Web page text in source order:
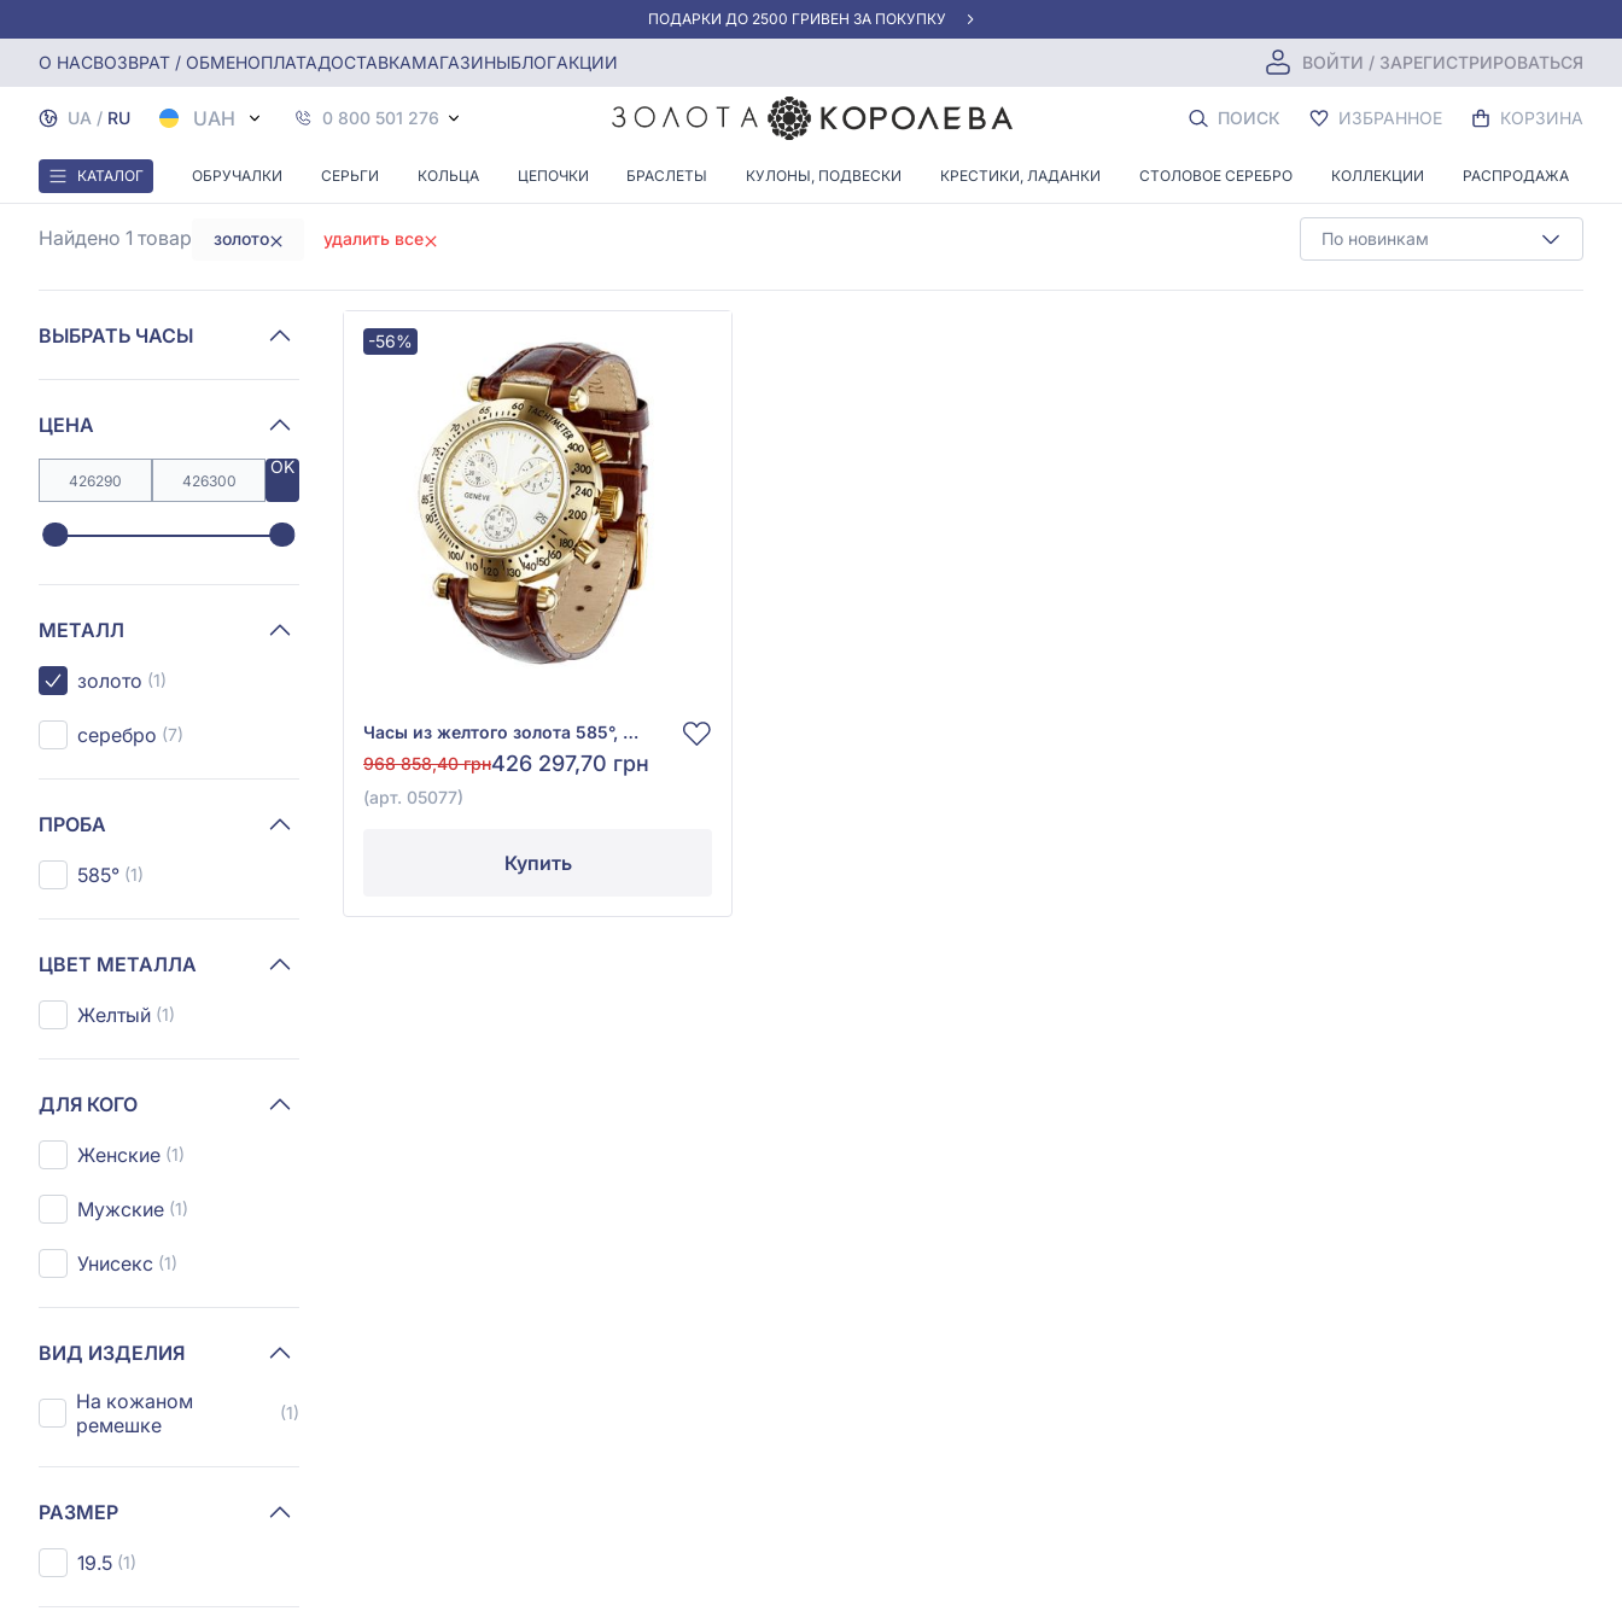
«ЛУЧШАЯ ЦЕНА» ОТ 5945 ГРН/ГРАММ
О НАСВОЗВРАТ / ОБМЕНОПЛАТАДОСТАВКАМАГАЗИНЫБЛОГАКЦИИ ВОЙТИ / ЗАРЕГИСТРИРОВАТЬСЯ
UA / RU UAH 0 800 501 276 ПОИСК ИЗБРАННОЕ КОРЗИНА
КАТАЛОГ ОБРУЧАЛКИ СЕРЬГИ КОЛЬЦА ЦЕПОЧКИ БРАСЛЕТЫ КУЛОНЫ, ПОДВЕСКИ КРЕСТИКИ, ЛАДАНКИ СТОЛОВОЕ СЕРЕБРО КОЛЛЕКЦИИ РАСПРОДАЖА
Главная Часы Золотые часы
ЗОЛОТЫЕ ЧАСЫ
По новинкам
Найдено 1 товар золото удалить все
ВЫБРАТЬ ЧАСЫ
ЦЕНА
OK
МЕТАЛЛ
золото (1)
серебро (7)
ПРОБА
585° (1)
ЦВЕТ МЕТАЛЛА
Желтый (1)
ДЛЯ КОГО
Женские (1)
Мужские (1)
Унисекс (1)
ВИД ИЗДЕЛИЯ
На кожаном
ремешке
(1)
РАЗМЕР
19.5 (1)
-56%
Часы из желтого золота 585°, арт. 05077
968 858,40 грн426 297,70 грн
(арт. 05077)
Купить